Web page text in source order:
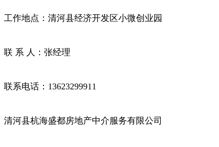
工作地点：清河县经济开发区小微创业园
联 系 人：张经理
联系电话：13623299911
清河县杭海盛都房地产中介服务有限公司